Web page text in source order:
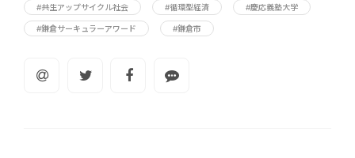
#共生アップサイクル社会 #循環型経済 #慶応義塾大学
#鎌倉サーキュラーアワード #鎌倉市